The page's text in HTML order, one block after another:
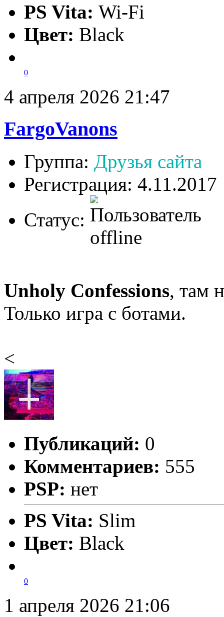
PS Vita: Wi-Fi
Цвет: Black
0
4 апреля 2026 21:47
FargoVanons
Группа: Друзья сайта
Регистрация: 4.11.2017
Статус:
Unholy Confessions, там
Только игра с ботами.
<
Публикаций: 0
Комментариев: 555
PSP: нет
PS Vita: Slim
Цвет: Black
0
1 апреля 2026 21:06